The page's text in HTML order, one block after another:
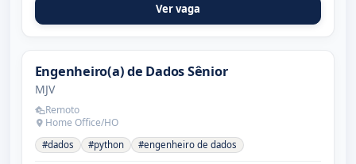
Ver vaga
Engenheiro(a) de Dados Sênior
MJV
Remoto
Home Office/HO
#dados #python #engenheiro de dados